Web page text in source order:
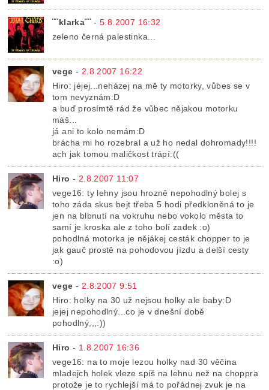
¨¨klarka¨¨-5.8.2007 16:32
zeleno černá palestinka...
vege - 2.8.2007 16:22
Hiro: jéjej...neházej na mě ty motorky, vůbes se v
tom nevyznám:D
a buď prosímtě rád že vůbec nějakou motorku
máš...
já ani to kolo nemám:D
brácha mi ho rozebral a už ho nedal dohromady!!!!
ach jak tomou maličkost trápí:((
Hiro - 2.8.2007 11:07
vege16: ty lehny jsou hrozně nepohodlný bolej s
toho záda skus bejt třeba 5 hodi předkloněná to je
jen na blbnutí na vokruhu nebo vokolo města to
samí je kroska ale z toho bolí zadek :o)
pohodlná motorka je nějákej cesták chopper to je
jak gauč prostě na pohodovou jízdu a delší cesty
:o)
vege - 2.8.2007 9:51
Hiro: holky na 30 už nejsou holky ale baby:D
jejej nepohodlný...co je v dnešní době
pohodlný,,,:))
Hiro - 1.8.2007 16:36
vege16: na to moje lezou holky nad 30 věčina
mladejch holek vleze spíš na lehnu než na choppra
protože je to rychlejší má to pořádnej zvuk je na